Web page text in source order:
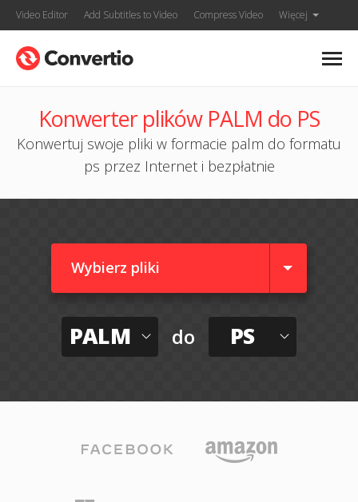
Video Editor Add Subtitles to Video Compress Video Więcej
Konwerter plików PALM do PS
Konwertuj swoje pliki w formacie palm do formatu
ps przez Internet i bezpłatnie
Wybierz pliki
PALM do PS